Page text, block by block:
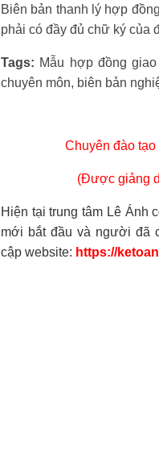
Biên bản thanh lý hợp
phải có đầy đủ chữ ký của
Tags: Mẫu hợp đồng
chuyên môn, biên bản
Chuyên đào tạo
(Được giảng
Hiện tại trung tâm Lê Ánh
mới bắt đầu và người đã
cập website: https://